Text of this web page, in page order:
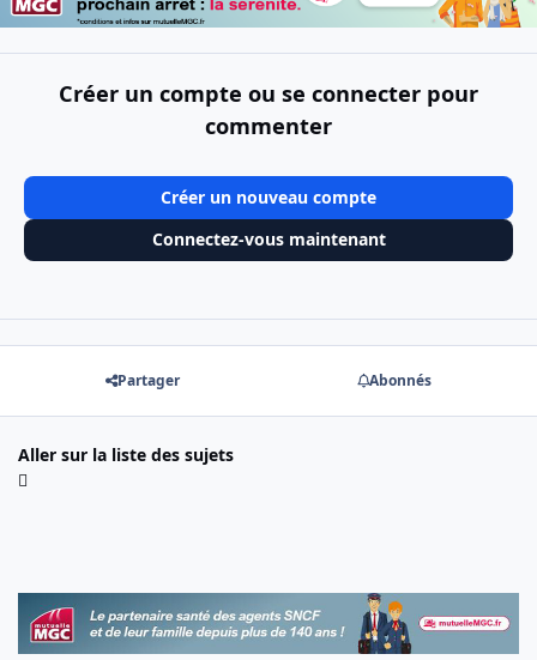
Créer un compte ou se connecter pour
commenter
Créer un nouveau compte
Connectez-vous maintenant
Partager Abonnés
Aller sur la liste des sujets